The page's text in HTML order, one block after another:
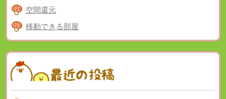
空間還元
移動できる部屋